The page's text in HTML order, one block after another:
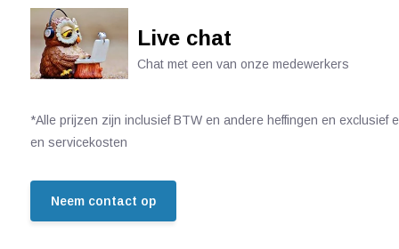
Live chat
Chat met een van onze medewerkers
*Alle prijzen zijn inclusief BTW en andere heffingen en exclusief
en servicekosten
Neem contact op